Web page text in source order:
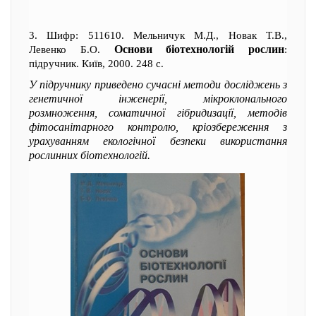
3. Шифр: 511610. Мельничук М.Д., Новак Т.В.,
Левенко Б.О. Основи біотехнологій рослин:
підручник. Київ, 2000. 248 с.
У підручнику приведено сучасні методи досліджень з
генетичної інженерії, мікроклонального
розмноження, соматичної гібридизації, методів
фітосанітарного контролю, кріозбереження з
урахуванням екологічної безпеки використання
рослинних біотехнологій.